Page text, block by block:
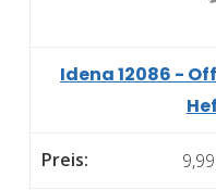
Idena 12086 -